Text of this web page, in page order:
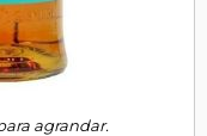
agrandar.